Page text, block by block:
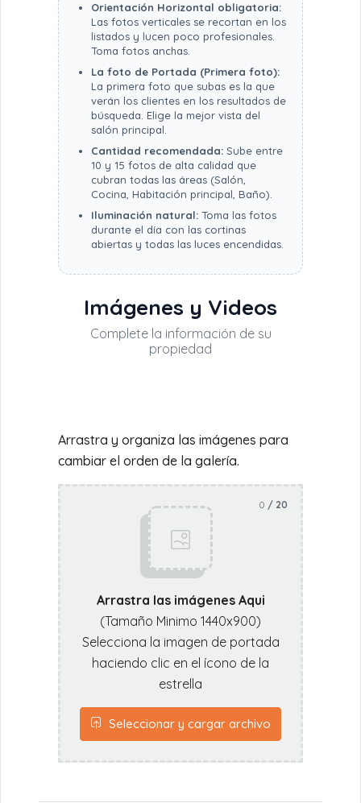
Orientación Horizontal obligatoria:
Las fotos verticales se recortan en los
listados y lucen poco profesionales.
Toma fotos anchas.
La foto de Portada (Primera foto):
La primera foto que subas es la que
verán los clientes en los resultados de
búsqueda. Elige la mejor vista del
salón principal.
Cantidad recomendada: Sube entre
10 y 15 fotos de alta calidad que
cubran todas las áreas (Salón,
Cocina, Habitación principal, Baño).
Iluminación natural: Toma las fotos
durante el día con las cortinas
abiertas y todas las luces encendidas.
Imágenes y Videos
Arrastra y organiza las imágenes para
cambiar el orden de la galería.
0 / 20
Arrastra las imágenes Aqui
(Tamaño Minimo 1440x900)
Selecciona la imagen de portada
haciendo clic en el ícono de la
estrella
Seleccionar y cargar archivo